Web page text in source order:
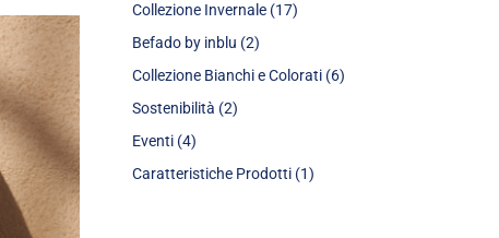
Collezione Invernale (17)
Befado by inblu (2)
Collezione Bianchi e Colorati (6)
Sostenibilità (2)
Eventi (4)
Caratteristiche Prodotti (1)